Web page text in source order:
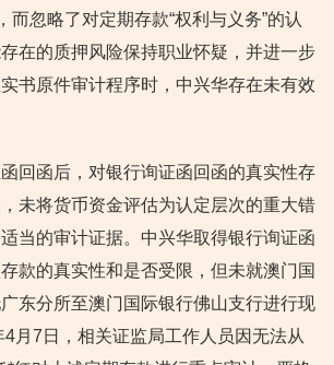
忽略了对定期存款“权利与义务”的认
在的质押风险保持职业怀疑，并进一步
书原件审计程序时，中兴华存在未有效
回函后，对银行询证函回函的真实性存
未将货币资金评估为认定层次的重大错
当的审计证据。中兴华取得银行询证函
款的真实性和是否受限，但未就澳门国
东分所至澳门国际银行佛山支行进行现
月7日，相关证监局工作人员因无法从